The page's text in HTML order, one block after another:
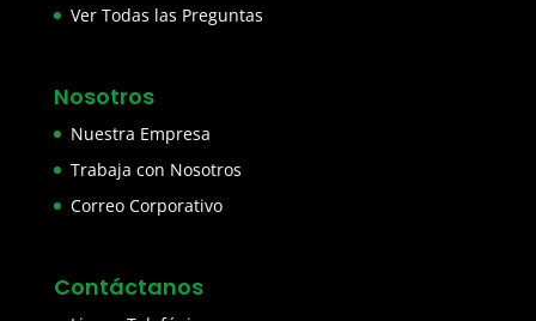
Ver Todas las Preguntas
Nosotros
Nuestra Empresa
Trabaja con Nosotros
Correo Corporativo
Contáctanos